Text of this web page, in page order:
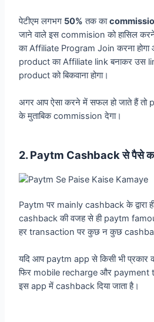
पेटीएम लगभग 50% तक का
जाने वाले इस commision को हासिल
का Affiliate Program Join करना
product का Affiliate link बनाकर उस
product को बिकवाना होगा।
अगर आप ऐसा करने में सफल हो जाते हैं
के मुताबिक commission देगा।
2. Paytm Cashback से पैसे
Paytm पर mainly cashback के द्वारा
cashback की वजह से ही paytm
हर transaction पर कुछ न कुछ
यदि आप paytm app से किसी भी प्रकार
फिर mobile recharge और payment
इस app में cashback दिया जाता है।